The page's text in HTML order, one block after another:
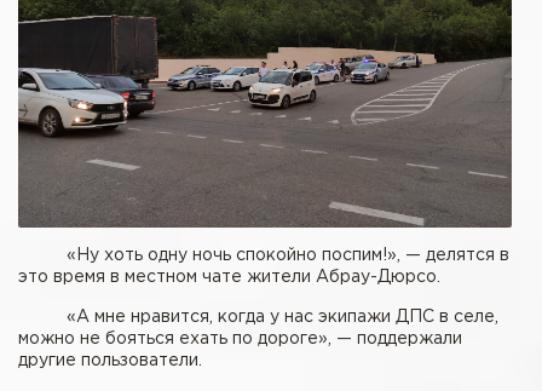
«Ну хоть одну ночь спокойно поспим!», — делятся в
это время в местном чате жители Абрау-Дюрсо.
«А мне нравится, когда у нас экипажи ДПС в селе,
можно не бояться ехать по дороге», — поддержали
другие пользователи.